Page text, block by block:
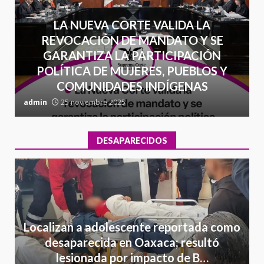
LA NUEVA CORTE VALIDA LA
REVOCACIÓN DE MANDATO Y SE
GARANTIZA LA PARTICIPACIÓN
POLÍTICA DE MUJERES, PUEBLOS Y
COMUNIDADES INDÍGENAS
admin 25 noviembre 2025
DESAPARECIDOS
Localizan a adolescente reportada como
desaparecida en Oaxaca; resultó
lesionada por impacto de B…